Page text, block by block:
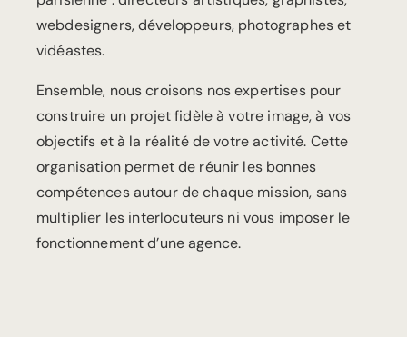
webdesigners, développeurs, photographes et
vidéastes.
Ensemble, nous croisons nos expertises pour
construire un projet fidèle à votre image, à vos
objectifs et à la réalité de votre activité. Cette
organisation permet de réunir les bonnes
compétences autour de chaque mission, sans
multiplier les interlocuteurs ni vous imposer le
fonctionnement d’une agence.